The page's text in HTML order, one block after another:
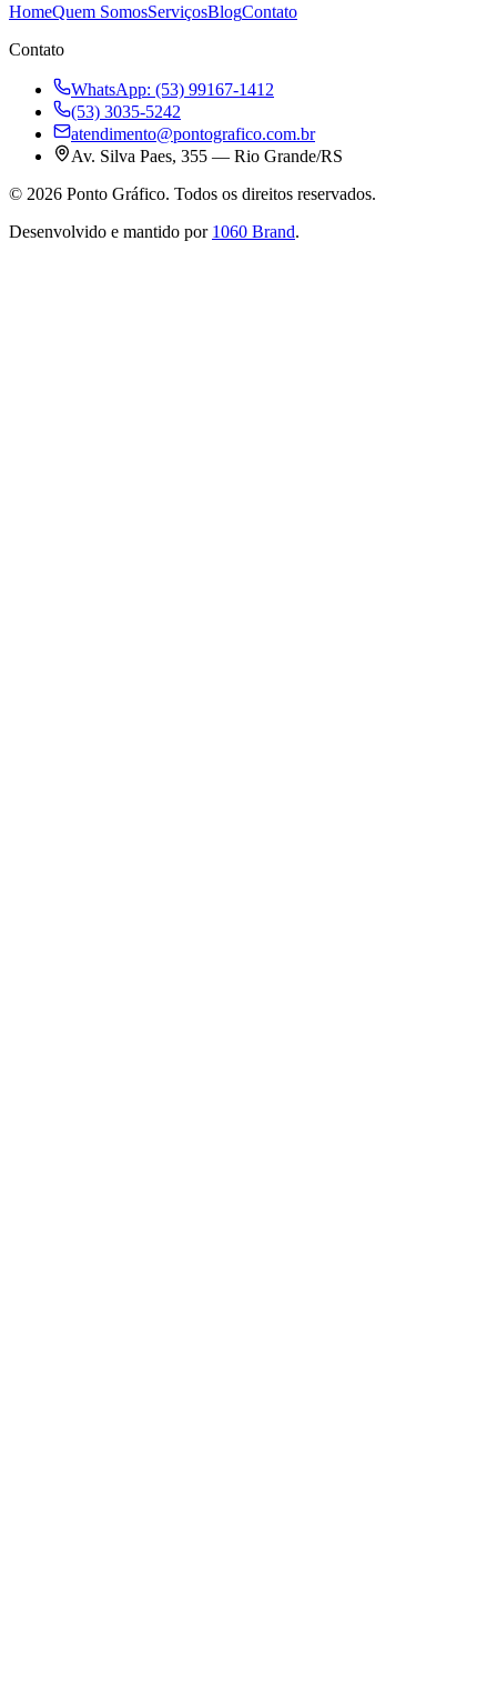
HomeQuem SomosServiçosBlogContato
Contato
WhatsApp: (53) 99167-1412
(53) 3035-5242
atendimento@pontografico.com.br
Av. Silva Paes, 355 — Rio Grande/RS
© 2026 Ponto Gráfico. Todos os direitos reservados.
Desenvolvido e mantido por 1060 Brand.